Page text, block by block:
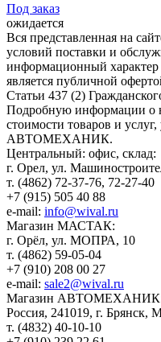
Под заказ
ожидается
Вся представленная на
условий поставки и
информационный
является публичной
Статьи 437 (2)
Подробную информации о
стоимости товаров и
АВТОМЕХАНИК.
​Центральный: офис, склад:
г. Орел, ул.
т. (4862) 72-37-76, 72-27-40
+7 (915) 505 40 88
e-mail: info@wival.ru
Магазин МАСТАК:
г. Орёл, ул. МОПРА, 10
т. (4862) 59-05-04
+7 (910) 208 00 27
e-mail: sale2@wival.ru
Магазин
Россия, 241019, г. Брянск,
т. (4832) 40-10-10